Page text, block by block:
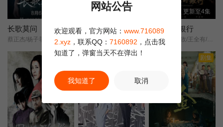
第25集 第26集 第27集
第28集 第29集 第30集已完结
第27集 第29集
第30集已完结
长歌莫问
蔡正杰/杨子菲/王坤炎/刘美辰/李会长/李子雄/孟西/鲍大志/白凯南/斯外戈/
更新至30集
兵自风中来
欧豪/蓝盈莹/丁勇岱/史兰芽/
更新至4集
马背上的银行
姬晓飞/王芳政/王全有/阎妮/郭烁杰/杜志国/郑卫莉/周舟/Zhou/Zhou/
正片 剧集
网站公告
欢迎观看，官方网站： www.716089
2.xyz ，联系QQ： 7160892 ，点击我
知道了，弹窗当天不在弹出！
我知道了 取消